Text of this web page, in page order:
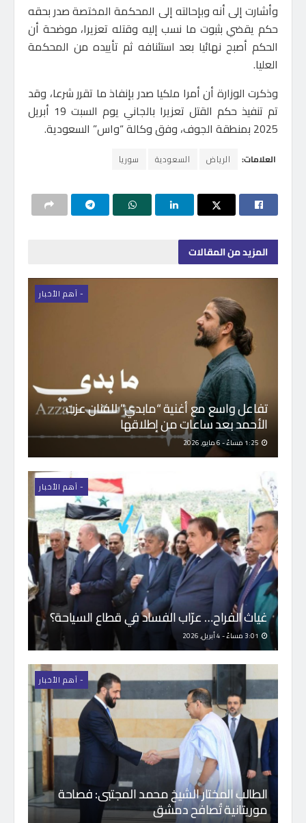
وأشارت إلى أنه وبإحالته إلى المحكمة المختصة صدر بحقه
حكم يقضي بثبوت ما نسب إليه وقتله تعزيرا، موضحة أن
الحكم أصبح نهائيا بعد استئنافه ثم تأييده من المحكمة
العليا.
وذكرت الوزارة أن أمرا ملكيا صدر بإنفاذ ما تقرر شرعا، وقد
تم تنفيذ حكم القتل تعزيرا بالجاني يوم السبت 19 أبريل
2025 بمنطقة الجوف، وفق وكالة “واس” السعودية.
العلامات: الرياض السعودية سوريا
المزيدمن المقالات
- اَهم الأخبار
تفاعل واسع مع أغنية “مابدي” للفنان عزت
الأحمد بعد ساعات من إطلاقها
- اَهم الأخبار
غياث الفراح… عرّاب الفساد في قطاع السياحة؟
- اَهم الأخبار
الطالب المختار الشيخ محمد المجتبى: فصاحة
موريتانية تُصافح دمشق